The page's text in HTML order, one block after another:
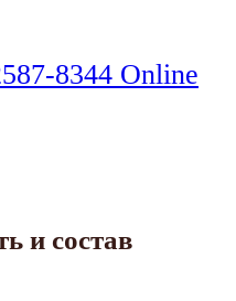
8344 Online
и состав